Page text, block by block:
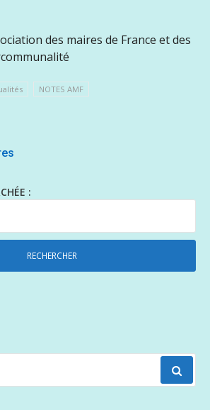
des maires de France et des
NOTES AMF
: